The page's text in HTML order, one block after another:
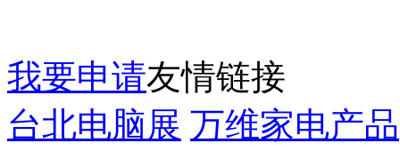
我要申请友情链接
台北电脑展 万维家电产品